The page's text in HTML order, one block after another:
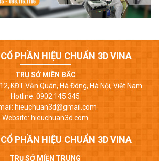
PHẦN HIỆU CHUẨN 3D VINA
TRỤ SỞ MIỀN BẮC
KĐT Văn Quán, Hà Đông, Hà Nội, Việt Nam
Hotline: 0902.145.345
hieuchuan3d@gmail.com
Website: hieuchuan3d.com
PHẦN HIỆU CHUẨN 3D VINA
TRỤ SỞ MIỀN TRUNG